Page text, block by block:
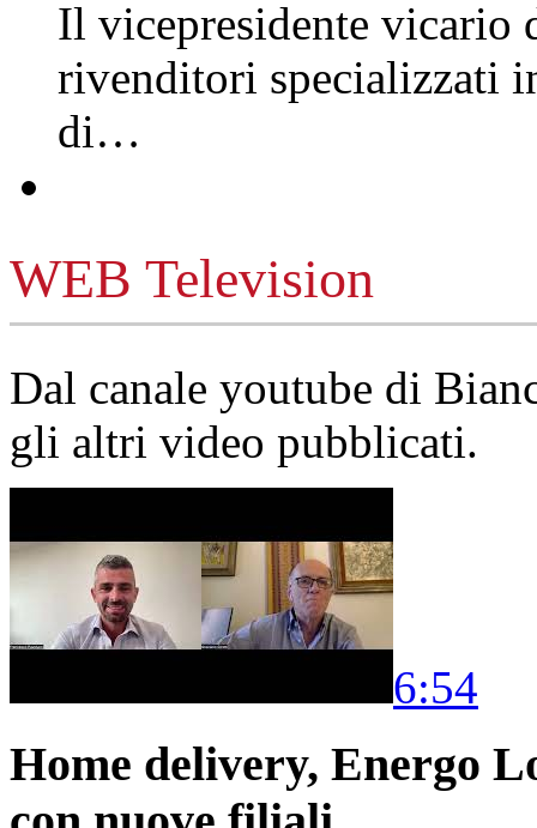
Il vicepresidente vicario
rivenditori specializzati
di…
WEB Television
Dal canale youtube di
gli altri video pubblicati.
6:54
Home delivery, Energo